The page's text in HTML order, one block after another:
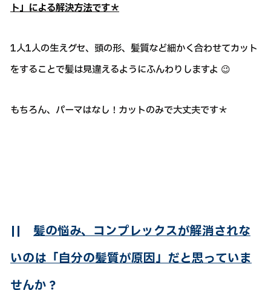
ト」による解決方法です＊
1人1人の生えグセ、頭の形、髪質など細かく合わせてカット
をすることで髪は見違えるようにふんわりしますよ 😉
もちろん、パーマはなし！カットのみで大丈夫です＊
|| 髪の悩み、コンプレックスが解消されな
いのは「自分の髪質が原因」だと思っていま
せんか？